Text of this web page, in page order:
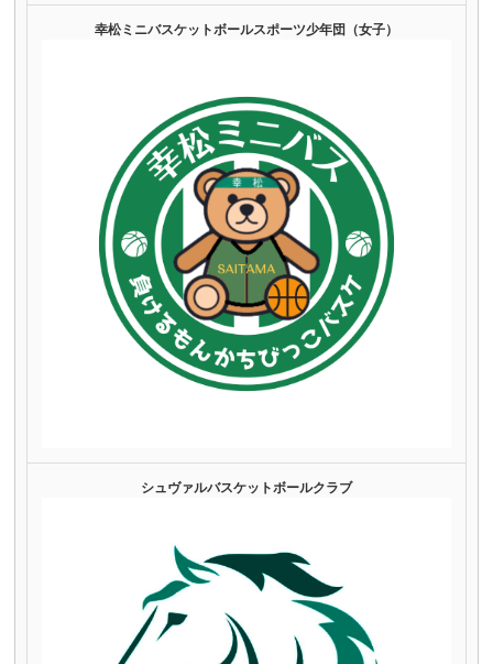
幸松ミニバスケットボールスポーツ少年団（女子）
シュヴァルバスケットボールクラブ